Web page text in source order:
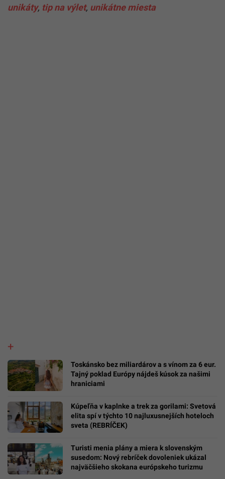
unikáty, tip na výlet, unikátne miesta
Toskánsko bez miliardárov a s vínom za 6 eur.
Tajný poklad Európy nájdeš kúsok za našimi
hraniciami
Kúpeľňa v kaplnke a trek za gorilami: Svetová
elita spí v týchto 10 najluxusnejších hoteloch
sveta (REBRÍČEK)
Turisti menia plány a miera k slovenským
susedom: Nový rebríček dovoleniek ukázal
najväčšieho skokana európskeho turizmu